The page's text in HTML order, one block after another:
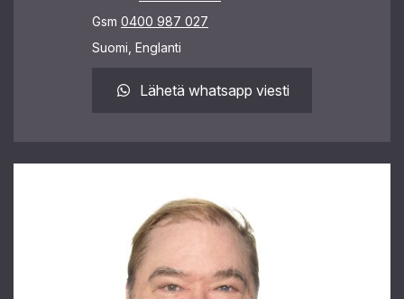
Gsm 0400 987 027
Suomi, Englanti
Lähetä whatsapp viesti